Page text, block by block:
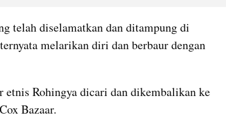
telah diselamatkan dan ditampung di
melarikan diri dan berbaur dengan
etnis Rohingya dicari dan dikembalikan ke
Bazaar.